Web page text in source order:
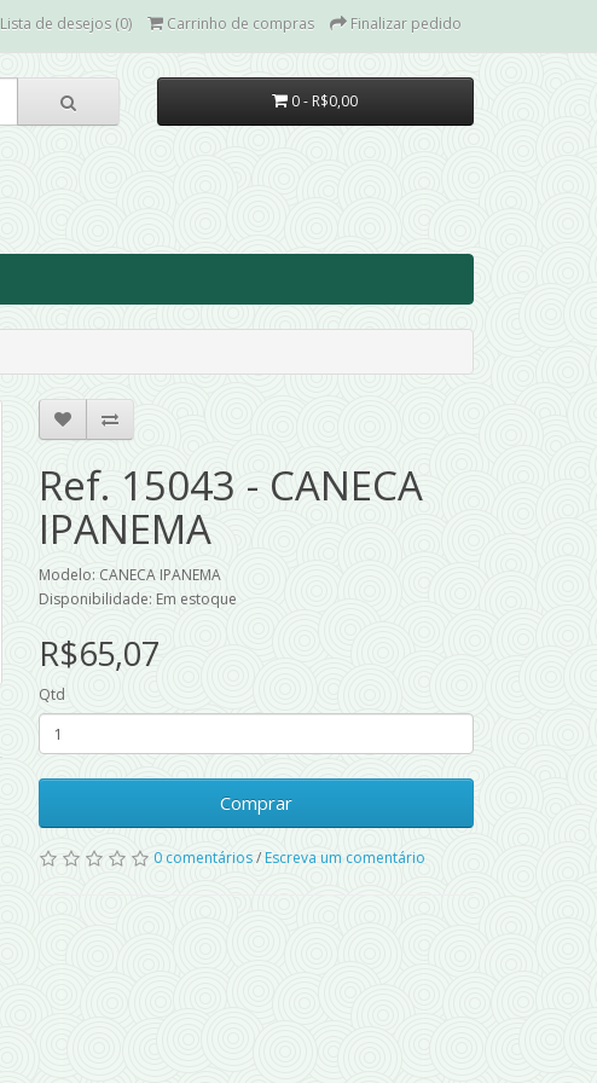
Lista de desejos (0) Carrinho de compras Finalizar pedido
0 - R$0,00
Ref. 15043 - CANECA
IPANEMA
Modelo: CANECA IPANEMA
Disponibilidade: Em estoque
R$65,07
Qtd
Comprar
0 comentários/Escreva um comentário